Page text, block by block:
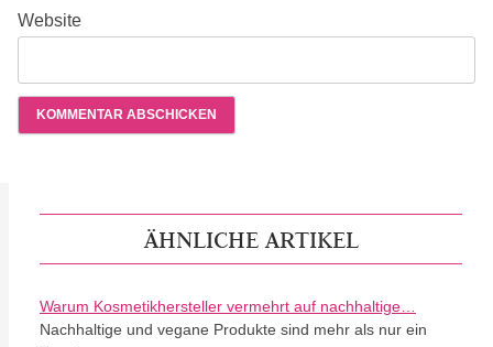
Website
ÄHNLICHE ARTIKEL
Warum Kosmetikhersteller vermehrt auf nachhaltige…
Nachhaltige und vegane Produkte sind mehr als nur ein